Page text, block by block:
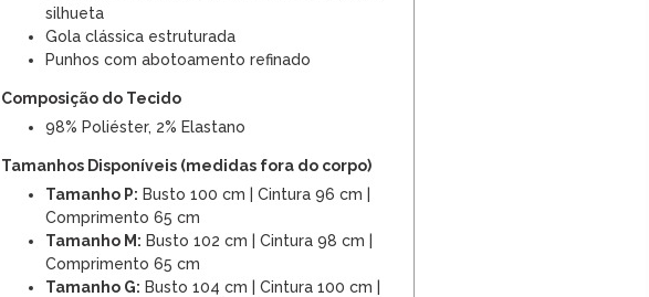
silhueta
Gola clássica estruturada
Punhos com abotoamento refinado
Composição do Tecido
98% Poliéster, 2% Elastano
Tamanhos Disponíveis (medidas fora do corpo)
Tamanho P: Busto 100 cm | Cintura 96 cm |
Comprimento 65 cm
Tamanho M: Busto 102 cm | Cintura 98 cm |
Comprimento 65 cm
Tamanho G: Busto 104 cm | Cintura 100 cm |